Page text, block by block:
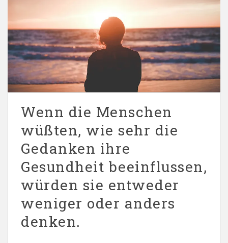
Wenn die Menschen
wüßten, wie sehr die
Gedanken ihre
Gesundheit beeinflussen,
würden sie entweder
weniger oder anders
denken.